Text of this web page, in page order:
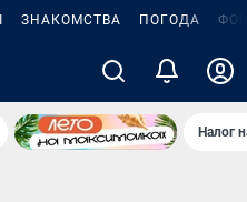
ЗНАКОМСТВА ПОГОДА
Налог